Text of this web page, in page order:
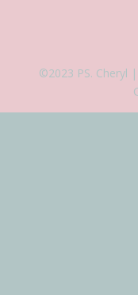
©2023 PS. Cheryl